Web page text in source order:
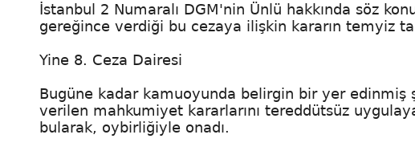
İstanbul 2 Numaralı DGM'nin Ünlü hakkında söz
gereğince verdiği bu cezaya ilişkin kararın temyiz
Yine 8. Ceza Dairesi
Bugüne kadar kamuoyunda belirgin bir yer edinmiş
verilen mahkumiyet kararlarını tereddütsüz
bularak, oybirliğiyle onadı.